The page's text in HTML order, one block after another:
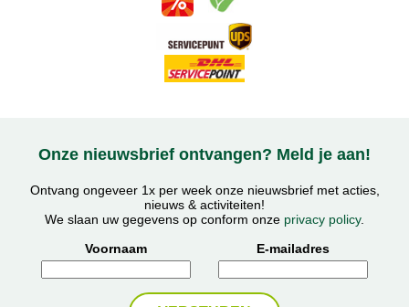
Onze nieuwsbrief ontvangen? Meld je aan!
Ontvang ongeveer 1x per week onze nieuwsbrief met acties,
nieuws & activiteiten!
We slaan uw gegevens op conform onze privacy policy.
Voornaam
E-mailadres